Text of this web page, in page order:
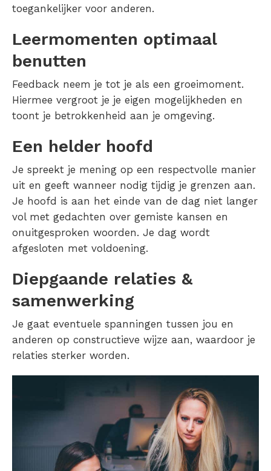
toegankelijker voor anderen.
Leermomenten optimaal
benutten
Feedback neem je tot je als een groeimoment.
Hiermee vergroot je je eigen mogelijkheden en
toont je betrokkenheid aan je omgeving.
Een helder hoofd
Je spreekt je mening op een respectvolle manier
uit en geeft wanneer nodig tijdig je grenzen aan.
Je hoofd is aan het einde van de dag niet langer
vol met gedachten over gemiste kansen en
onuitgesproken woorden. Je dag wordt
afgesloten met voldoening.
Diepgaande relaties &
samenwerking
Je gaat eventuele spanningen tussen jou en
anderen op constructieve wijze aan, waardoor je
relaties sterker worden.